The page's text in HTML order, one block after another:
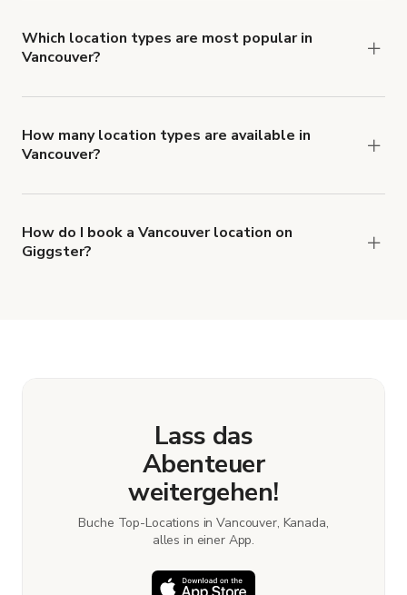
Which location types are most popular in
Vancouver?
How many location types are available in
Vancouver?
How do I book a Vancouver location on
Giggster?
Lass das
Abenteuer
weitergehen!
Buche Top-Locations in Vancouver, Kanada,
alles in einer App.